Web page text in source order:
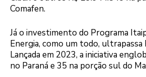
Comafen.
Já o investimento do Programa
Energia, como um todo, ultrapassa
Lançada em 2023, a iniciativa
no Paraná e 35 na porção sul do